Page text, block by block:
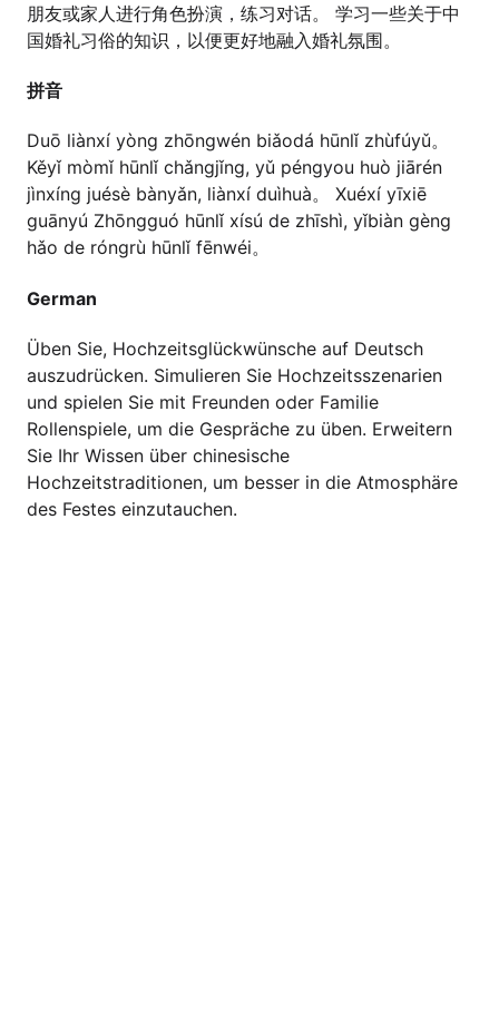
朋友或家人进行角色扮演，练习对话。 学习一些关于中
国婚礼习俗的知识，以便更好地融入婚礼氛围。
拼音
Duō liànxí yòng zhōngwén biǎodá hūnlǐ zhùfúyǔ。
Kěyǐ mòmǐ hūnlǐ chǎngjǐng, yǔ péngyou huò jiārén
jìnxíng juésè bànyǎn, liànxí duìhuà。 Xuéxí yīxiē
guānyú Zhōngguó hūnlǐ xísú de zhīshì, yǐbiàn gèng
hǎo de róngrù hūnlǐ fēnwéi。
German
Üben Sie, Hochzeitsglückwünsche auf Deutsch
auszudrücken. Simulieren Sie Hochzeitsszenarien
und spielen Sie mit Freunden oder Familie
Rollenspiele, um die Gespräche zu üben. Erweitern
Sie Ihr Wissen über chinesische
Hochzeitstraditionen, um besser in die Atmosphäre
des Festes einzutauchen.